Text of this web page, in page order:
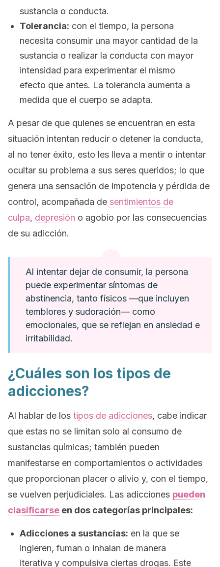
sustancia o conducta.
Tolerancia: con el tiempo, la persona
necesita consumir una mayor cantidad de la
sustancia o realizar la conducta con mayor
intensidad para experimentar el mismo
efecto que antes. La tolerancia aumenta a
medida que el cuerpo se adapta.
A pesar de que quienes se encuentran en esta
situación intentan reducir o detener la conducta,
al no tener éxito, esto les lleva a mentir o intentar
ocultar su problema a sus seres queridos; lo que
genera una sensación de impotencia y pérdida de
control, acompañada de sentimientos de
culpa, depresión o agobio por las consecuencias
de su adicción.
Al intentar dejar de consumir, la persona
puede experimentar síntomas de
abstinencia, tanto físicos —que incluyen
temblores y sudoración— como
emocionales, que se reflejan en ansiedad e
irritabilidad.
¿Cuáles son los tipos de
adicciones?
Al hablar de los tipos de adicciones, cabe indicar
que estas no se limitan solo al consumo de
sustancias químicas; también pueden
manifestarse en comportamientos o actividades
que proporcionan placer o alivio y, con el tiempo,
se vuelven perjudiciales. Las adicciones pueden
clasificarse en dos categorías principales:
Adicciones a sustancias: en la que se
ingieren, fuman o inhalan de manera
iterativa y compulsiva ciertas drogas. Este